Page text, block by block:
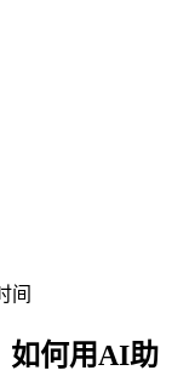
间
如何用AI助